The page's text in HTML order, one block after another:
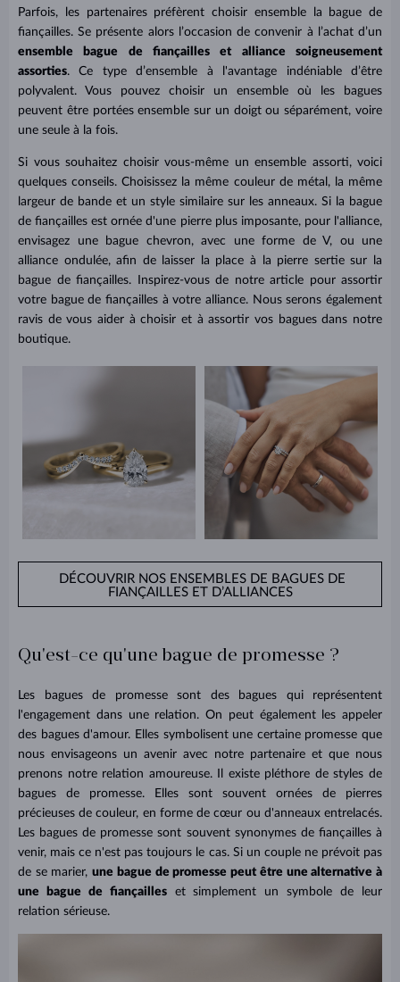
Parfois, les partenaires préfèrent choisir ensemble la bague de
fiançailles. Se présente alors l’occasion de convenir à l’achat d’un
ensemble bague de fiançailles et alliance soigneusement
assorties. Ce type d’ensemble à l'avantage indéniable d’être
polyvalent. Vous pouvez choisir un ensemble où les bagues
peuvent être portées ensemble sur un doigt ou séparément, voire
une seule à la fois.
Si vous souhaitez choisir vous-même un ensemble assorti, voici
quelques conseils. Choisissez la même couleur de métal, la même
largeur de bande et un style similaire sur les anneaux. Si la bague
de fiançailles est ornée d'une pierre plus imposante, pour l'alliance,
envisagez une bague chevron, avec une forme de V, ou une
alliance ondulée, afin de laisser la place à la pierre sertie sur la
bague de fiançailles. Inspirez-vous de notre article pour assortir
votre bague de fiançailles à votre alliance. Nous serons également
ravis de vous aider à choisir et à assortir vos bagues dans notre
boutique.
DÉCOUVRIR NOS ENSEMBLES DE BAGUES DE
FIANÇAILLES ET D’ALLIANCES
Qu'est-ce qu'une bague de promesse ?
Les bagues de promesse sont des bagues qui représentent
l'engagement dans une relation. On peut également les appeler
des bagues d'amour. Elles symbolisent une certaine promesse que
nous envisageons un avenir avec notre partenaire et que nous
prenons notre relation amoureuse. Il existe pléthore de styles de
bagues de promesse. Elles sont souvent ornées de pierres
précieuses de couleur, en forme de cœur ou d'anneaux entrelacés.
Les bagues de promesse sont souvent synonymes de fiançailles à
venir, mais ce n'est pas toujours le cas. Si un couple ne prévoit pas
de se marier,une bague de promesse peut être une alternative à
une bague de fiançailleset simplement un symbole de leur
relation sérieuse.